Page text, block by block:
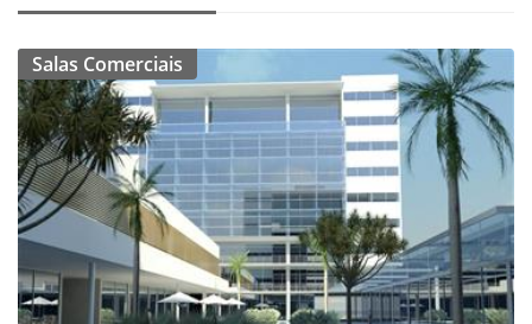
Salas Comerciais